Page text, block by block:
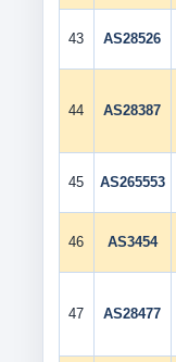
43 AS28526
44 AS28387
45 AS265553
46 AS3454
47 AS28477